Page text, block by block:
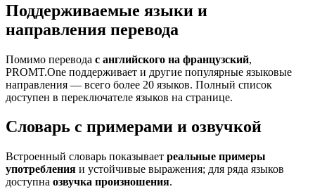
Поддерживаемые языки и
направления перевода
Помимо перевода с английского на французский,
PROMT.One поддерживает и другие популярные языковые
направления — всего более 20 языков. Полный список
доступен в переключателе языков на странице.
Словарь с примерами и озвучкой
Встроенный словарь показывает реальные примеры
употребления и устойчивые выражения; для ряда языков
доступна озвучка произношения.